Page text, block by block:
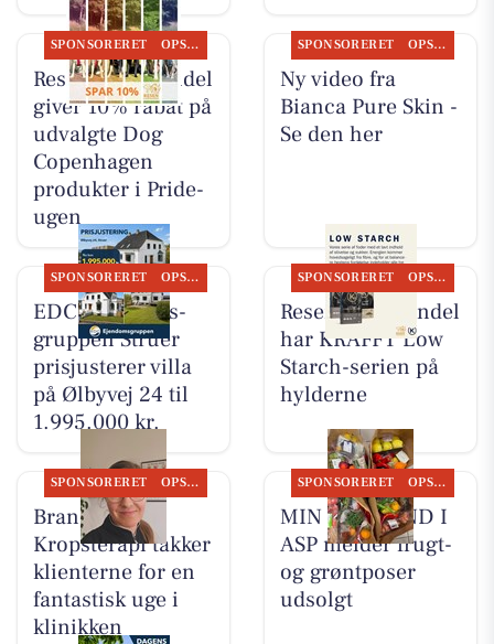
SPONSORERET OPSLAGSTAVLEN
Resen Landhandel
giver 10% rabat på
udvalgte Dog
Copenhagen
produkter i Pride-
ugen
SPONSORERET OPSLAGSTAVLEN
Ny video fra
Bianca Pure Skin -
Se den her
SPONSORERET OPSLAGSTAVLEN
EDC Ejen­doms­
grup­pen Struer
prisjusterer villa
på Ølbyvej 24 til
1.995.000 kr.
SPONSORERET OPSLAGSTAVLEN
Resen Landhandel
har KRAFFT Low
Starch-serien på
hylderne
SPONSORERET OPSLAGSTAVLEN
Brandsborgs
Kropsterapi takker
klienterne for en
fantastisk uge i
klinikken
SPONSORERET OPSLAGSTAVLEN
MIN KØBMAND I
ASP melder frugt-
og grøntposer
udsolgt